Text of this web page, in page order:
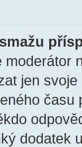
jen
dodatek